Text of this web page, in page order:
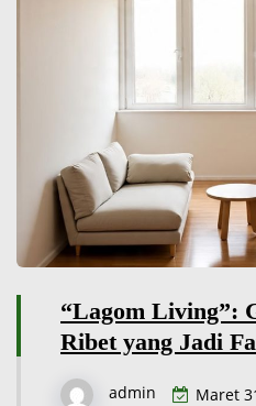
“Lagom Living”:
Ribet yang Jadi
admin Maret